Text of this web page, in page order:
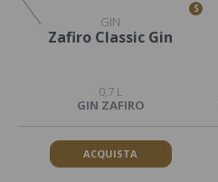
S
GIN
Zafiro Classic Gin
0,7 L
GIN ZAFIRO
ACQUISTA